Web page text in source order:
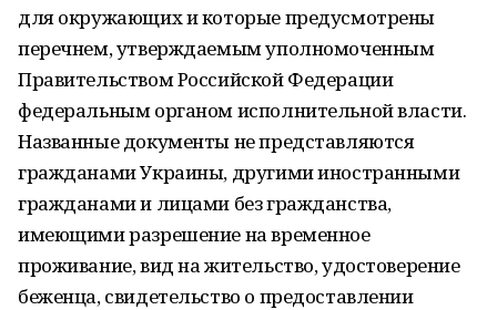
для окружающих и которые предусмотрены
перечнем, утверждаемым уполномоченным
Правительством Российской Федерации
федеральным органом исполнительной власти.
Названные документы не представляются
гражданами Украины, другими иностранными
гражданами и лицами без гражданства,
имеющими разрешение на временное
проживание, вид на жительство, удостоверение
беженца, свидетельство о предоставлении